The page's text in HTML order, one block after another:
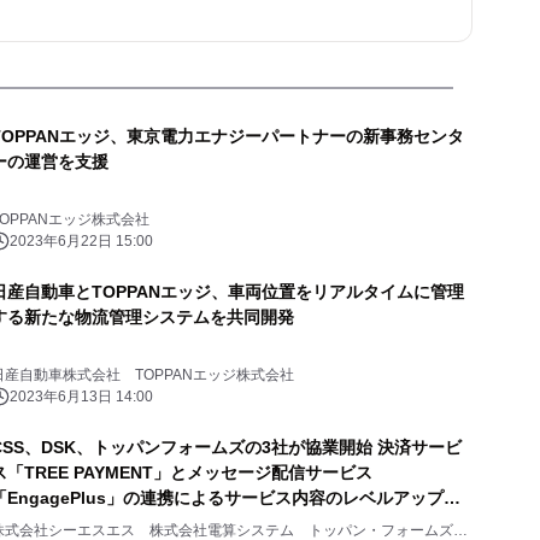
エッジ、東京電力エナジーパートナーの新事務センタ
の運営を支援
エッジ株式会社
2023年6月22日 15:00
産自動車とTOPPANエッジ、車両位置をリアルタイムに管理
る新たな物流管理システムを共同開発
産自動車株式会社 TOPPANエッジ株式会社
2023年6月13日 14:00
、DSK、トッパンフォームズの3社が協業開始 決済サービ
「TREE PAYMENT」とメッセージ配信サービス
EngagePlus」の連携によるサービス内容のレベルアップに
いて
式会社シーエスエス 株式会社電算システム トッパン・フォームズ株